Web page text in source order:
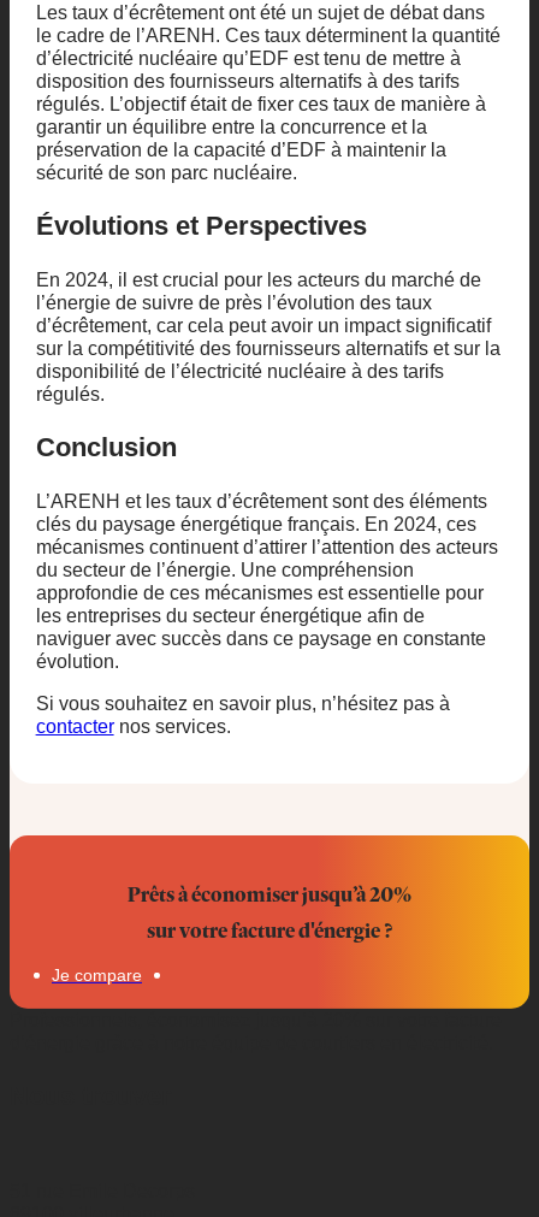
Les taux d’écrêtement ont été un sujet de débat dans
le cadre de l’ARENH. Ces taux déterminent la quantité
d’électricité nucléaire qu’EDF est tenu de mettre à
disposition des fournisseurs alternatifs à des tarifs
régulés. L’objectif était de fixer ces taux de manière à
garantir un équilibre entre la concurrence et la
préservation de la capacité d’EDF à maintenir la
sécurité de son parc nucléaire.
Évolutions et Perspectives
En 2024, il est crucial pour les acteurs du marché de
l’énergie de suivre de près l’évolution des taux
d’écrêtement, car cela peut avoir un impact significatif
sur la compétitivité des fournisseurs alternatifs et sur la
disponibilité de l’électricité nucléaire à des tarifs
régulés.
Conclusion
L’ARENH et les taux d’écrêtement sont des éléments
clés du paysage énergétique français. En 2024, ces
mécanismes continuent d’attirer l’attention des acteurs
du secteur de l’énergie. Une compréhension
approfondie de ces mécanismes est essentielle pour
les entreprises du secteur énergétique afin de
naviguer avec succès dans ce paysage en constante
évolution.
Si vous souhaitez en savoir plus, n’hésitez pas à
contacternos services.
Prêts à économiser jusqu’à 20%
sur votre facture d'énergie ?
Je compare